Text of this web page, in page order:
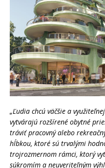
„Ľudia chcú väčšie a
vytvárajú rozšírené obytné
tráviť pracovný alebo
hĺbkou, ktoré sú trvalými
trojrozmernom rámci, ktorý
súkromím a neuveriteľným